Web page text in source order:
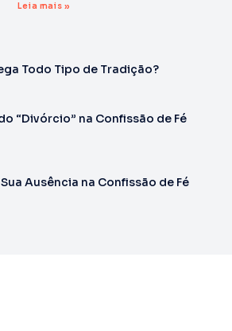
Leia mais »
Todo Tipo de Tradição?
“Divórcio” na Confissão de Fé
Ausência na Confissão de Fé